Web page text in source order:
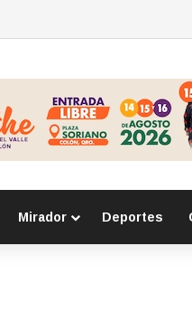
Mirador Deportes